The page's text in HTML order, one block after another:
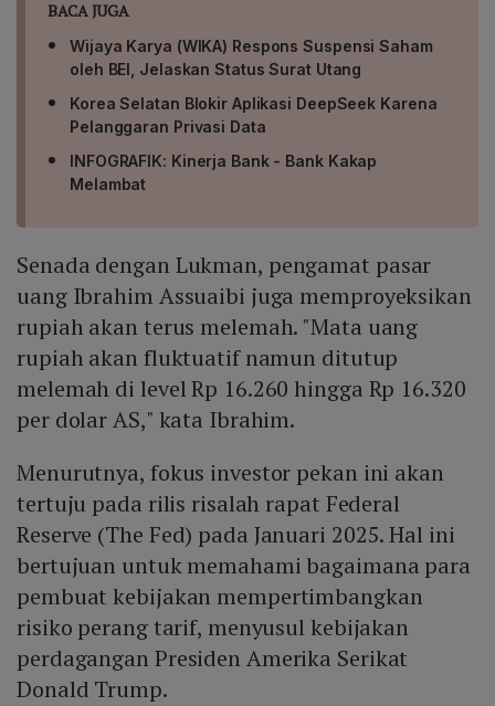
BACA JUGA
Wijaya Karya (WIKA) Respons Suspensi Saham
oleh BEI, Jelaskan Status Surat Utang
Korea Selatan Blokir Aplikasi DeepSeek Karena
Pelanggaran Privasi Data
INFOGRAFIK: Kinerja Bank - Bank Kakap
Melambat
Senada dengan Lukman, pengamat pasar
uang Ibrahim Assuaibi juga memproyeksikan
rupiah akan terus melemah. "Mata uang
rupiah akan fluktuatif namun ditutup
melemah di level Rp 16.260 hingga Rp 16.320
per dolar AS," kata Ibrahim.
Menurutnya, fokus investor pekan ini akan
tertuju pada rilis risalah rapat Federal
Reserve (The Fed) pada Januari 2025. Hal ini
bertujuan untuk memahami bagaimana para
pembuat kebijakan mempertimbangkan
risiko perang tarif, menyusul kebijakan
perdagangan Presiden Amerika Serikat
Donald Trump.